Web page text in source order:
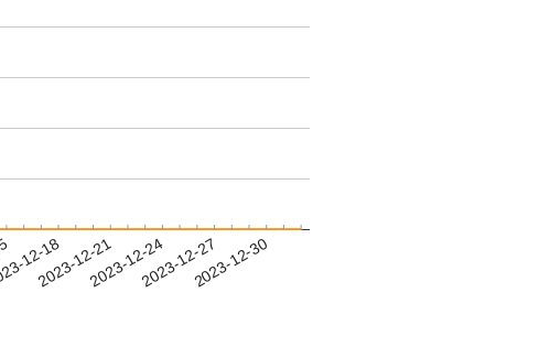
12-18
2023-12-212023-12-242023-12-272023-12-30